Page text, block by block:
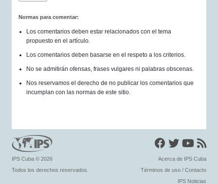
Normas para comentar:
Los comentarios deben estar relacionados con el tema
propuesto en el artículo.
Los comentarios deben basarse en el respeto a los criterios.
No se admitirán ofensas, frases vulgares ni palabras obscenas.
Nos reservamos el derecho de no publicar los comentarios que
incumplan con las normas de este sitio.
IPS Cuba © 2026
Acerca de IPS Cuba
Todos los derechos reservados.
Términos de uso / Contacto
IPS Noticias